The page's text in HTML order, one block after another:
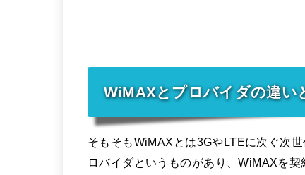
WiMAXとプロバイダの違い
そもそもWiMAXとは3GやLTEに次ぐ次
ロバイダというものがあり、WiMAXを